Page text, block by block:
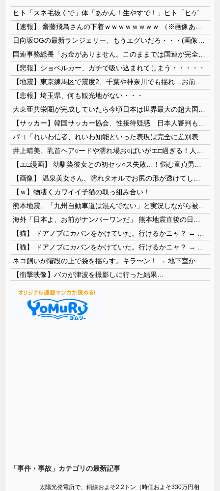
ヒト「スネ毛抜くで」体「あかん！生やすで！」ヒト「ヒゲ抜くで」体「あかん！生やすで！」ヒト「髪抜けたで」
【悲報】ショベルカー、ガチで吸い込まれてしまう・・・・・
【悲報】埼玉県、何も観光地がない・・・
【ｗ】物凄くカワイイ子猫の取っ組み合い！
【衝撃映像】バカが津波を撮影しに行った結果…
「事件・事故」カテゴリの最新記事
太陽光発電所で、銅線およそ2.2トン（時価およそ330万円相